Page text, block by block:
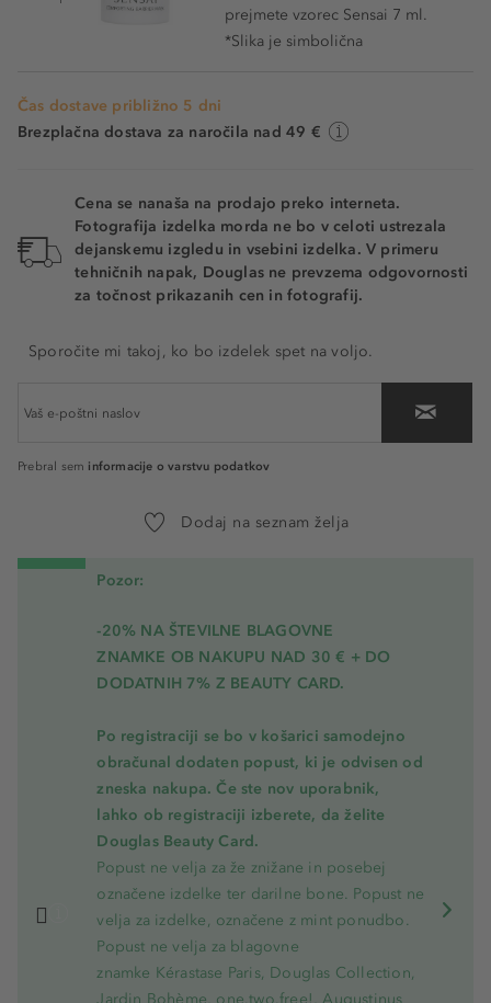
prejmete vzorec Sensai 7 ml.
*Slika je simbolična
Čas dostave približno 5 dni
Brezplačna dostava za naročila nad 49 €
Cena se nanaša na prodajo preko interneta.
Fotografija izdelka morda ne bo v celoti ustrezala
dejanskemu izgledu in vsebini izdelka. V primeru
tehničnih napak, Douglas ne prevzema odgovornosti
za točnost prikazanih cen in fotografij.
Sporočite mi takoj, ko bo izdelek spet na voljo.
Prebral sem informacije o varstvu podatkov
Dodaj na seznam želja
Pozor:
-20% NA ŠTEVILNE BLAGOVNE
ZNAMKE OB NAKUPU NAD 30 € + DO
DODATNIH 7% Z BEAUTY CARD.
Po registraciji se bo v košarici samodejno
obračunal dodaten popust, ki je odvisen od
zneska nakupa. Če ste nov uporabnik,
lahko ob registraciji izberete, da želite
Douglas Beauty Card.
Popust ne velja za že znižane in posebej
označene izdelke ter darilne bone. Popust ne
velja za izdelke, označene z mint ponudbo.
Popust ne velja za blagovne
znamke Kérastase Paris, Douglas Collection,